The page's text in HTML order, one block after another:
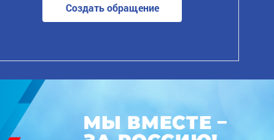
Создать обращение